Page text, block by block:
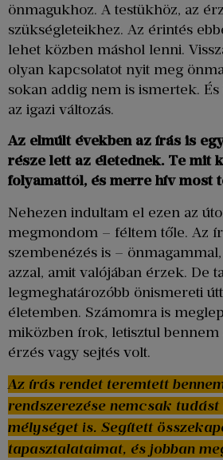
önmagukhoz. A testükhöz, az
szükségleteikhez. Az érintés
lehet közben máshol lenni.
olyan kapcsolatot nyit meg
sokan addig nem is ismertek.
az igazi változás.
Az elmúlt években az írás is
része lett az életednek. Te mit
folyamattól, és merre hív most
Nehezen indultam el ezen az
megmondom – féltem tőle. Az
szembenézés is –
azzal, amit valójában érzek. De
legmeghatározóbb önismereti
életemben. Számomra is
miközben írok, letisztul bennem
érzés vagy sejtés volt.
Az írás rendet teremtett
rendszerezése nemcsak
mélységet is. Segített
tapasztalataimat, és jobban